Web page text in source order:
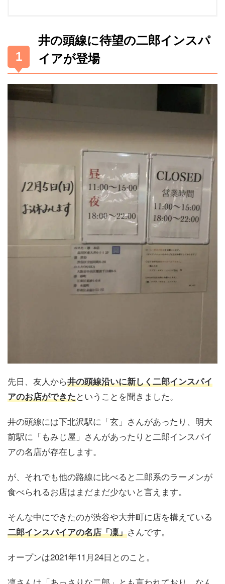
井の頭線に待望の二郎インスパ
イアが登場
先日、友人から井の頭線沿いに新しく二郎インスパイ
アのお店ができたということを聞きました。
井の頭線には下北沢駅に「玄」さんがあったり、明大
前駅に「もみじ屋」さんがあったりと二郎インスパイ
アの名店が存在します。
が、それでも他の路線に比べると二郎系のラーメンが
食べられるお店はまだまだ少ないと言えます。
そんな中にできたのが渋谷や大井町に店を構えている
二郎インスパイアの名店「凜」さんです。
オープンは2021年11月24日とのこと。